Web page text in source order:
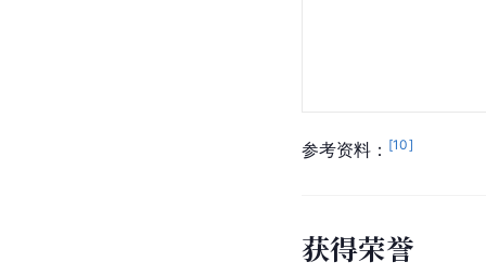
参考资料： [10]
获得荣誉